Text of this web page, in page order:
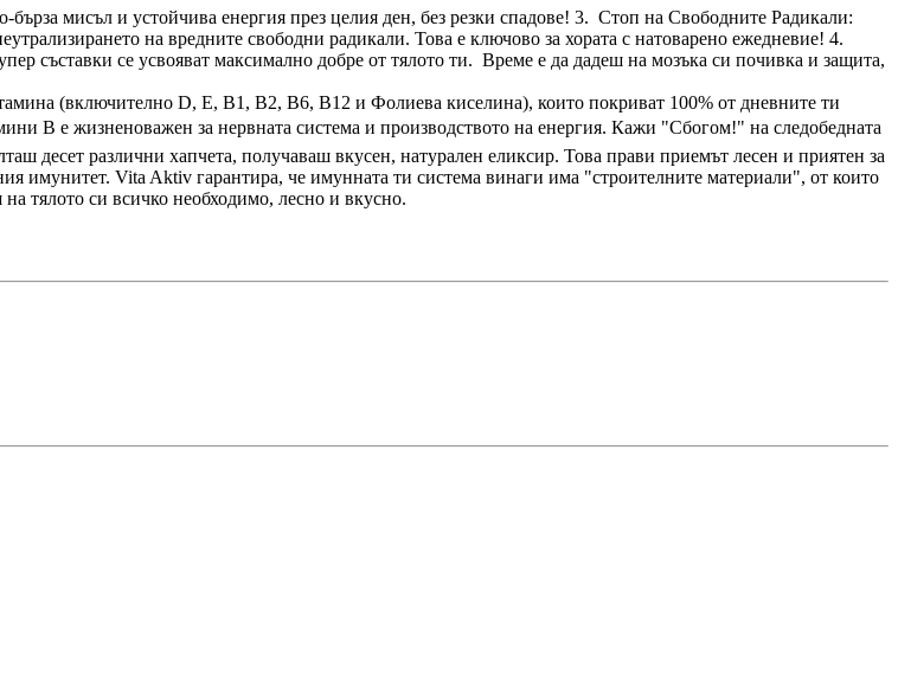
мисъл и устойчива енергия през целия ден, без резки спадове! 3. Стоп на Свободните Радикали:
на вредните свободни радикали. Това е ключово за хората с натоварено ежедневие! 4.
съставки се усвояват максимално добре от тялото ти. Време е да дадеш на мозъка си почивка и защита,
(включително D, E, B1, B2, B6, B12 и Фолиева киселина), които покриват 100% от дневните ти
В е жизненоважен за нервната система и производството на енергия. Кажи "Сбогом!" на следобедната
десет различни хапчета, получаваш вкусен, натурален еликсир. Това прави приемът лесен и приятен за
имунитет. Vita Aktiv гарантира, че имунната ти система винаги има "строителните материали", от които
тялото си всичко необходимо, лесно и вкусно.